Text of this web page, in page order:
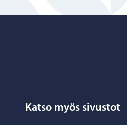
Katso myös sivustot